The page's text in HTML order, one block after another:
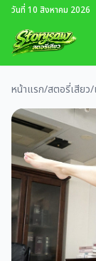
วันที่ 10 สิงหาคม 2026
หน้าแรก/สตอรี่เสียว/